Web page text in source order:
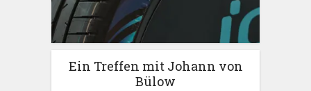
Ein Treffen mit Johann von
Bülow